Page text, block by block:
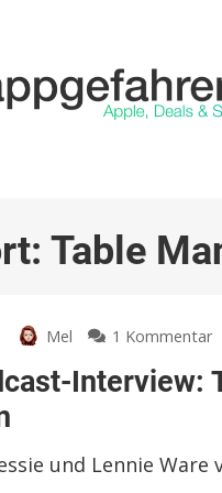
Table
Mel 1 Kommentarzu
Interview:
und Lennie Ware